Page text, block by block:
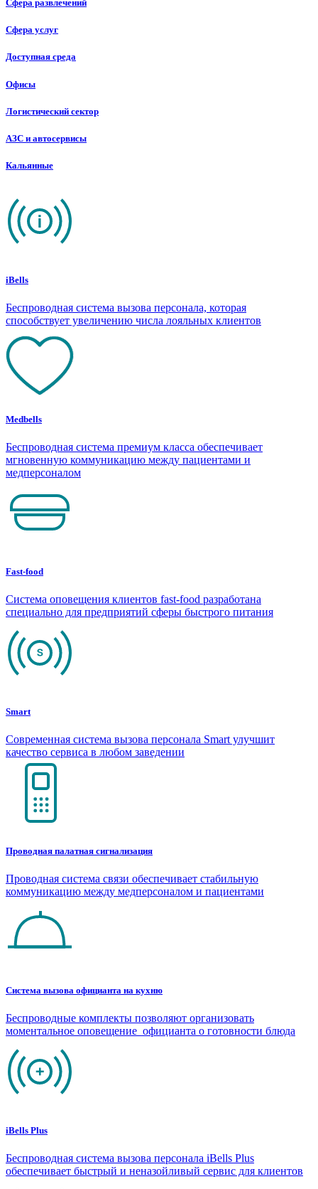
Сфера развлечений
Сфера услуг
Доступная среда
Офисы
Логистический сектор
АЗС и автосервисы
Кальянные
iBells
Беспроводная система вызова персонала, которая
способствует увеличению числа лояльных клиентов
Medbells
Беспроводная система премиум класса обеспечивает
мгновенную коммуникацию между пациентами и
медперсоналом
Fast-food
Система оповещения клиентов fast-food разработана
специально для предприятий сферы быстрого питания
Smart
Современная система вызова персонала Smart улучшит
качество сервиса в любом заведении
Проводная палатная сигнализация
Проводная система связи обеспечивает стабильную
коммуникацию между медперсоналом и пациентами
Система вызова официанта на кухню
Беспроводные комплекты позволяют организовать
моментальное оповещение официанта о готовности блюда
iBells Plus
Беспроводная система вызова персонала iBells Plus
обеспечивает быстрый и неназойливый сервис для клиентов